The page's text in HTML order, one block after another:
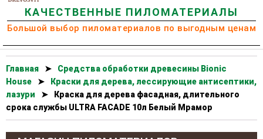
КАЧЕСТВЕННЫЕ ПИЛОМАТЕРИАЛЫ
Большой выбор пиломатериалов по выгодным ценам
Главная ➤
Cредства обработки древесины Bionic
House
➤
Краски для дерева, лессирующие антисептики,
лазури
➤
Краска для дерева фасадная, длительного
срока службы ULTRA FACADE 10л Белый Мрамор